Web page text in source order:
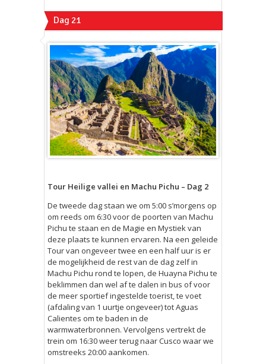
Dag 21
Tour Heilige vallei en Machu Pichu – Dag 2
De tweede dag staan we om 5:00 s’morgens op
om reeds om 6:30 voor de poorten van Machu
Pichu te staan en de Magie en Mystiek van
deze plaats te kunnen ervaren. Na een geleide
Tour van ongeveer twee en een half uur is er
de mogelijkheid de rest van de dag zelf in
Machu Pichu rond te lopen, de Huayna Pichu te
beklimmen dan wel af te dalen in bus of voor
de meer sportief ingestelde toerist, te voet
(afdaling van 1 uurtje ongeveer) tot Aguas
Calientes om te baden in de
warmwaterbronnen. Vervolgens vertrekt de
trein om 16:30 weer terug naar Cusco waar we
omstreeks 20:00 aankomen.